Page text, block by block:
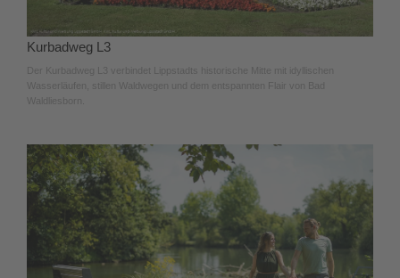
Kurbadweg L3
Der Kurbadweg L3 verbindet Lippstadts historische Mitte mit idyllischen
Wasserläufen, stillen Waldwegen und dem entspannten Flair von Bad
Waldliesborn.